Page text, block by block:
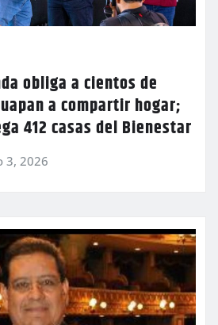
obliga a cientos de
a compartir hogar;
412 casas del Bienestar
3, 2026